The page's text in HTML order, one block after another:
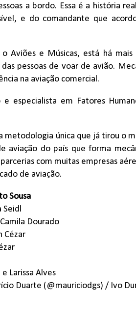
a bordo. Essa é a história
e do comandante que
Aviões e Músicas, está há
pessoas de voar de avião.
na aviação comercial.
especialista em Fatores
metodologia única que já tirou o
aviação do país que forma
com muitas empresas
de aviação.
Sousa
Seidl
Dourado
Cézar
Larissa Alves
Duarte (@mauriciodgs) / Ivo